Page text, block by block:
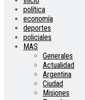
política
economía
deportes
policiales
MAS
Generales
Actualidad
Argentina
Ciudad
Misiones